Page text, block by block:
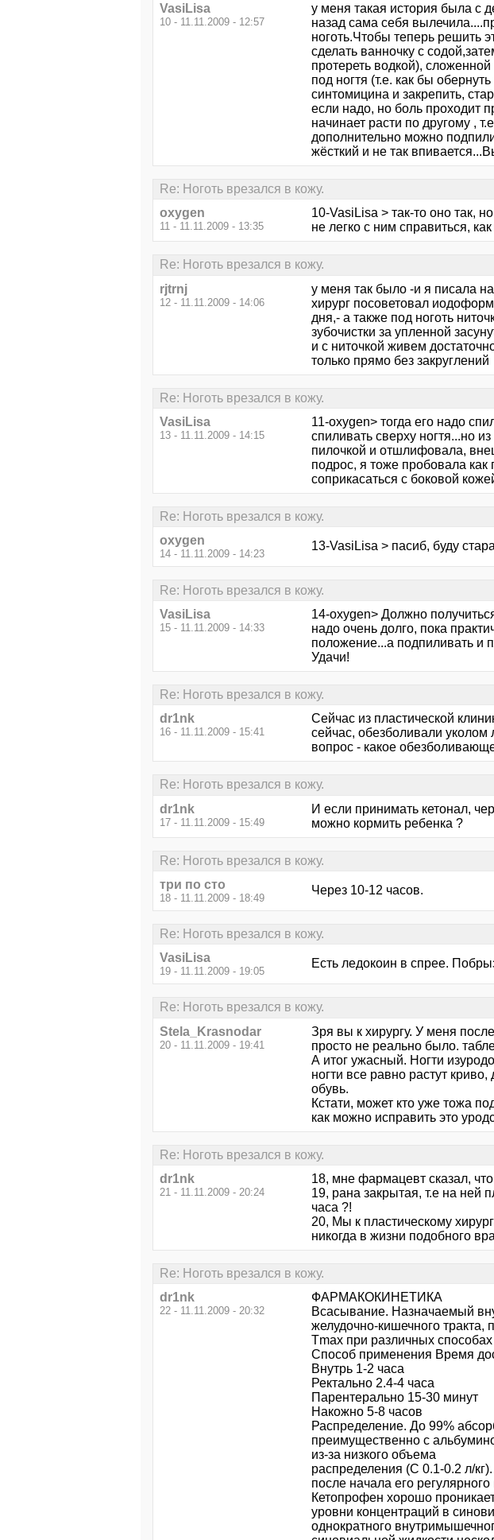
VasiLisa
10 - 11.11.2009 - 12:57
у меня такая история была с
назад сама себя
ноготь.Чтобы теперь решить
сделать ванночку с
протереть водкой),
под ногтя (т.е. как бы
синтомицина и закрепить,
если надо, но боль проходит
начинает расти по другому ,
дополнительно можно
жёсткий и не так
Re: Ноготь врезался в кожу.
oxygen
11 - 11.11.2009 - 13:35
10-VasiLisa > так-то оно так,
не легко с ним справиться,
Re: Ноготь врезался в кожу.
rjtrnj
12 - 11.11.2009 - 14:06
у меня так было -и я писала
хирург посоветовал
дня,- а также под ноготь
зубочистки за упленной
и с ниточкой живем
только прямо без закруглений
Re: Ноготь врезался в кожу.
VasiLisa
13 - 11.11.2009 - 14:15
11-oxygen> тогда его надо
спиливать сверху ногтя...но
пилочкой и отшлифовала,
подрос, я тоже пробовала как
соприкасаться с боковой
Re: Ноготь врезался в кожу.
oxygen
14 - 11.11.2009 - 14:23
13-VasiLisa > пасиб, буду
Re: Ноготь врезался в кожу.
VasiLisa
15 - 11.11.2009 - 14:33
14-oxygen> Должно
надо очень долго, пока
положение...а подпиливать и
Удачи!
Re: Ноготь врезался в кожу.
dr1nk
16 - 11.11.2009 - 15:41
Сейчас из пластической
сейчас, обезболивали
вопрос - какое
Re: Ноготь врезался в кожу.
dr1nk
17 - 11.11.2009 - 15:49
И если принимать кетонал,
можно кормить ребенка ?
Re: Ноготь врезался в кожу.
три по сто
18 - 11.11.2009 - 18:49
Через 10-12 часов.
Re: Ноготь врезался в кожу.
VasiLisa
19 - 11.11.2009 - 19:05
Есть ледокоин в спрее.
Re: Ноготь врезался в кожу.
Stela_Krasnodar
20 - 11.11.2009 - 19:41
Зря вы к хирургу. У меня
просто не реально было.
А итог ужасный. Ногти
ногти все равно растут
обувь.
Кстати, может кто уже тожа
как можно исправить это
Re: Ноготь врезался в кожу.
dr1nk
21 - 11.11.2009 - 20:24
18, мне фармацевт сказал,
19, рана закрытая, т.е на ней
часа ?!
20, Мы к пластическому
никогда в жизни подобного
Re: Ноготь врезался в кожу.
dr1nk
22 - 11.11.2009 - 20:32
ФАРМАКОКИНЕТИКА
Всасывание. Назначаемый
желудочно-кишечного тракта,
Tmax при различных
Способ применения Время
Внутрь 1-2 часа
Ректально 2.4-4 часа
Парентерально 15-30 минут
Накожно 5-8 часов
Распределение. До 99%
преимущественно с
из-за низкого объема
распределения (C 0.1-0.2 л/
поcле начала его
Кетопрофен хорошо
уровни концентраций в
однократного